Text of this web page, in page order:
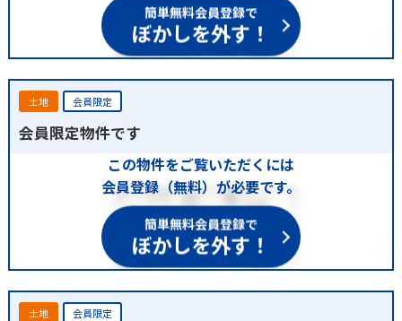
簡単無料会員登録で
ぼかしを外す！
土地 会員限定
会員限定物件です
この物件をご覧いただくには
会員登録（無料）が必要です。
簡単無料会員登録で
ぼかしを外す！
土地 会員限定